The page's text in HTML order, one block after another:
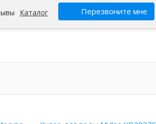
Каталог Перезвоните мне